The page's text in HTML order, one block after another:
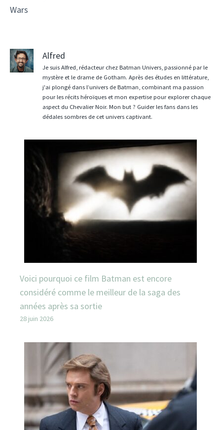
Wars
Alfred
Je suis Alfred, rédacteur chez Batman Univers, passionné par le
mystère et le drame de Gotham. Après des études en littérature,
j'ai plongé dans l’univers de Batman, combinant ma passion
pour les récits héroïques et mon expertise pour explorer chaque
aspect du Chevalier Noir. Mon but ? Guider les fans dans les
dédales sombres de cet univers captivant.
Voici pourquoi ce film Batman est encore
considéré comme le meilleur de la saga des
années après sa sortie
28 juin 2026